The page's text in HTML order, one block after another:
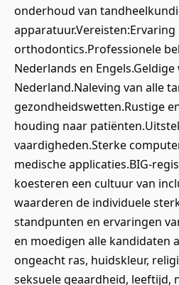
onderhoud van
orthodontics.Professionele
Nederlands en
Nederland.Naleving van alle
gezondheidswetten.Rustige
houding naar
vaardigheden.Sterke
medische applicaties.BIG-
koesteren een cultuur van
waarderen de individuele
standpunten en ervaringen
en moedigen alle kandidaten
ongeacht ras, huidskleur,
seksuele geaardheid, leeftijd,